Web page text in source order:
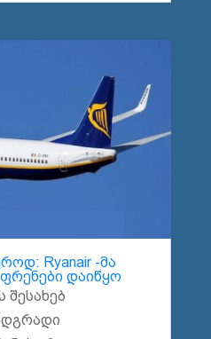
Ryanair -მა
დაიწყო
შესახებ